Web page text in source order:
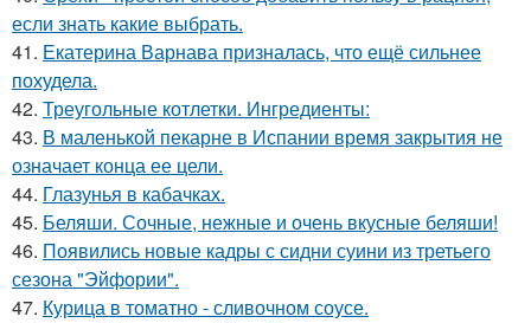
если знать какие выбрать.
41. Екатерина Варнава призналась, что ещё сильнее
похудела.
42. Треугольные котлетки. Ингредиенты:
43. В маленькой пекарне в Испании время закрытия не
означает конца ее цели.
44. Глазунья в кабачках.
45. Беляши. Сочные, нежные и очень вкусные беляши!
46. Появились новые кадры с сидни суини из третьего
сезона "Эйфории".
47. Курица в томатно - сливочном соусе.